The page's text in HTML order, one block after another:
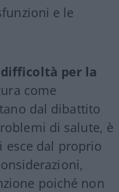
e le
per la
come
dal dibattito
di salute, è
esce dal proprio
poiché non